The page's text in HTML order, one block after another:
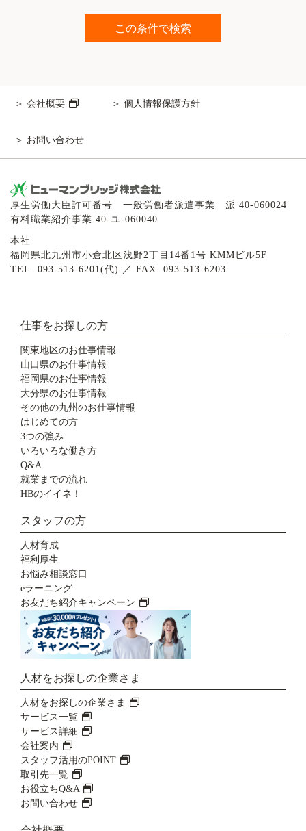
会社概要 個人情報保護方針
お問い合わせ
厚生労働大臣許可番号 一般労働者派遣事業 派 40-060024
有料職業紹介事業 40-ユ-060040
本社
福岡県北九州市小倉北区浅野2丁目14番1号 KMMビル5F
TEL: 093-513-6201(代) ／ FAX: 093-513-6203
仕事をお探しの方
関東地区のお仕事情報
山口県のお仕事情報
福岡県のお仕事情報
大分県のお仕事情報
その他の九州のお仕事情報
はじめての方
3つの強み
いろいろな働き方
Q&A
就業までの流れ
HBのイイネ！
スタッフの方
人材育成
福利厚生
お悩み相談窓口
eラーニング
お友だち紹介キャンペーン
人材をお探しの企業さま
人材をお探しの企業さま
サービス一覧
サービス詳細
会社案内
スタッフ活用のPOINT
取引先一覧
お役立ちQ&A
お問い合わせ